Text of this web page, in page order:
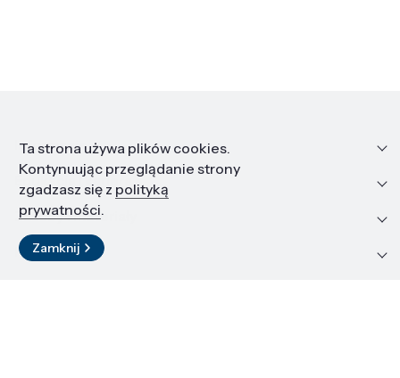
Informacje
Edukacja i kariera
Zasoby i materiały
Kontakt
Ta strona używa plików cookies.
Kontynuując przeglądanie strony
zgadzasz się z polityką
prywatności.
Zamknij